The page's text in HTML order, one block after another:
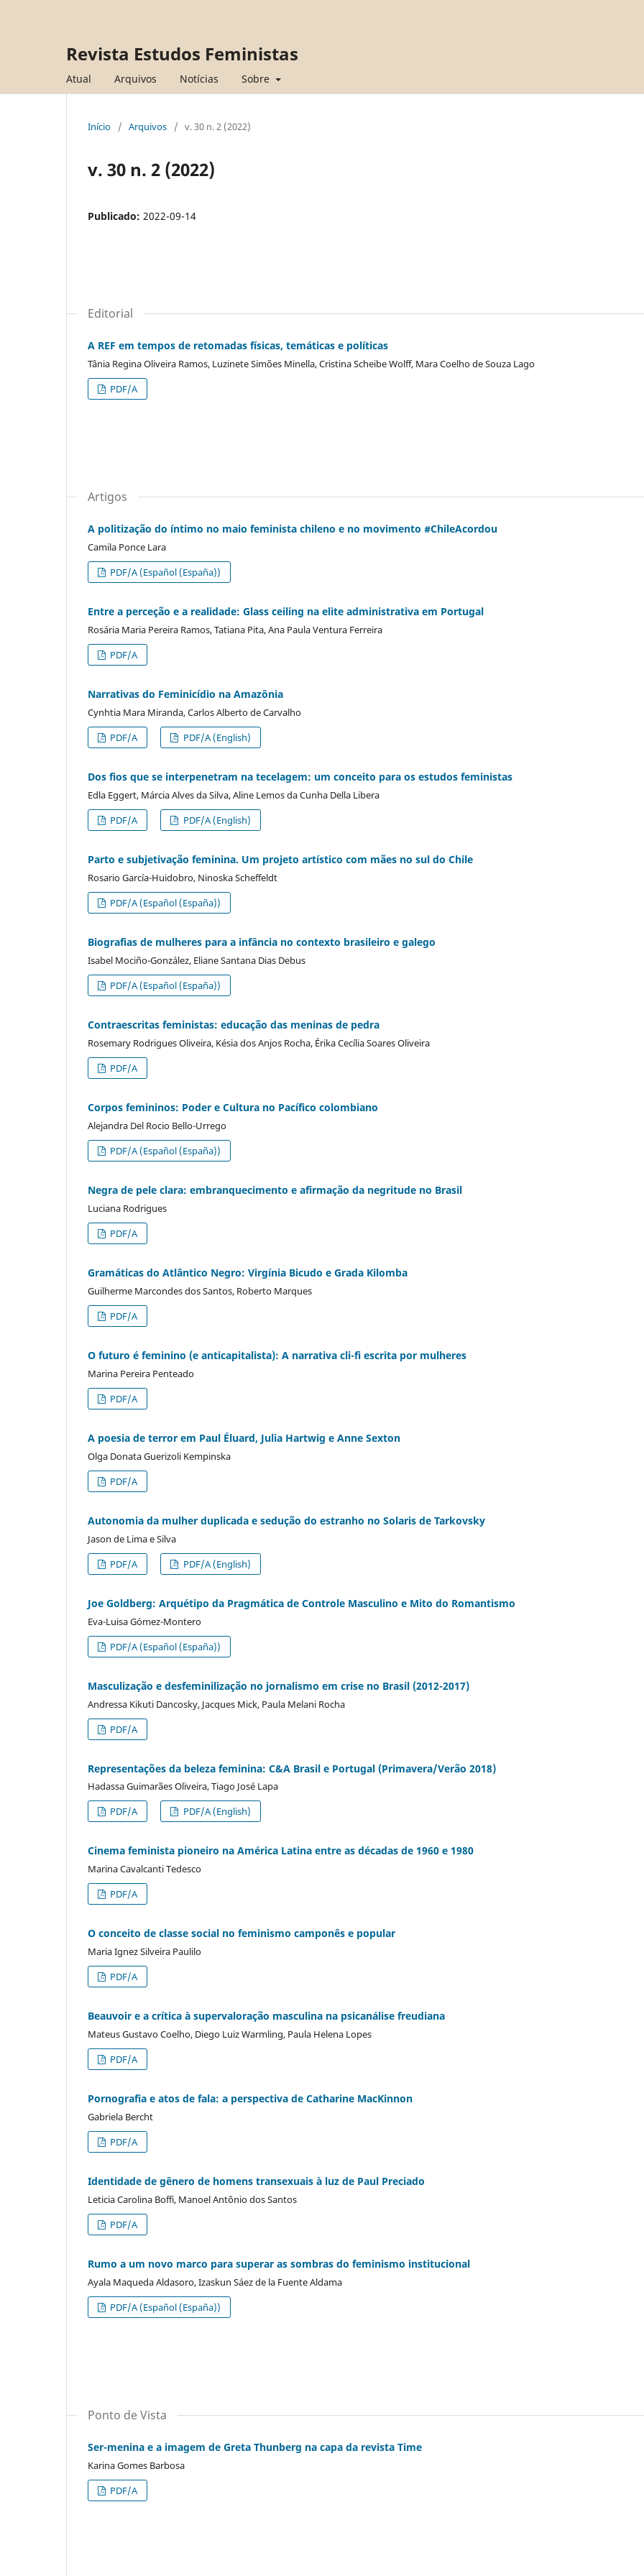
Revista Estudos Feministas
Atual Arquivos Notícias Sobre
Início / Arquivos / v. 30 n. 2 (2022)
v. 30 n. 2 (2022)
Publicado: 2022-09-14
Editorial
A REF em tempos de retomadas físicas, temáticas e políticas
Tânia Regina Oliveira Ramos, Luzinete Simões Minella, Cristina Scheibe Wolff, Mara Coelho de Souza Lago
PDF/A
Artigos
A politização do íntimo no maio feminista chileno e no movimento #ChileAcordou
Camila Ponce Lara
PDF/A (Español (España))
Entre a perceção e a realidade: Glass ceiling na elite administrativa em Portugal
Rosária Maria Pereira Ramos, Tatiana Pita, Ana Paula Ventura Ferreira
PDF/A
Narrativas do Feminicídio na Amazônia
Cynhtia Mara Miranda, Carlos Alberto de Carvalho
PDF/A
PDF/A (English)
Dos fios que se interpenetram na tecelagem: um conceito para os estudos feministas
Edla Eggert, Márcia Alves da Silva, Aline Lemos da Cunha Della Libera
PDF/A
PDF/A (English)
Parto e subjetivação feminina. Um projeto artístico com mães no sul do Chile
Rosario García-Huidobro, Ninoska Scheffeldt
PDF/A (Español (España))
Biografias de mulheres para a infância no contexto brasileiro e galego
Isabel Mociño-González, Eliane Santana Dias Debus
PDF/A (Español (España))
Contraescritas feministas: educação das meninas de pedra
Rosemary Rodrigues Oliveira, Késia dos Anjos Rocha, Érika Cecília Soares Oliveira
PDF/A
Corpos femininos: Poder e Cultura no Pacífico colombiano
Alejandra Del Rocio Bello-Urrego
PDF/A (Español (España))
Negra de pele clara: embranquecimento e afirmação da negritude no Brasil
Luciana Rodrigues
PDF/A
Gramáticas do Atlântico Negro: Virgínia Bicudo e Grada Kilomba
Guilherme Marcondes dos Santos, Roberto Marques
PDF/A
O futuro é feminino (e anticapitalista): A narrativa cli-fi escrita por mulheres
Marina Pereira Penteado
PDF/A
A poesia de terror em Paul Éluard, Julia Hartwig e Anne Sexton
Olga Donata Guerizoli Kempinska
PDF/A
Autonomia da mulher duplicada e sedução do estranho no Solaris de Tarkovsky
Jason de Lima e Silva
PDF/A
PDF/A (English)
Joe Goldberg: Arquétipo da Pragmática de Controle Masculino e Mito do Romantismo
Eva-Luisa Gómez-Montero
PDF/A (Español (España))
Masculização e desfeminilização no jornalismo em crise no Brasil (2012-2017)
Andressa Kikuti Dancosky, Jacques Mick, Paula Melani Rocha
PDF/A
Representações da beleza feminina: C&A Brasil e Portugal (Primavera/Verão 2018)
Hadassa Guimarães Oliveira, Tiago José Lapa
PDF/A
PDF/A (English)
Cinema feminista pioneiro na América Latina entre as décadas de 1960 e 1980
Marina Cavalcanti Tedesco
PDF/A
O conceito de classe social no feminismo camponês e popular
Maria Ignez Silveira Paulilo
PDF/A
Beauvoir e a crítica à supervaloração masculina na psicanálise freudiana
Mateus Gustavo Coelho, Diego Luiz Warmling, Paula Helena Lopes
PDF/A
Pornografia e atos de fala: a perspectiva de Catharine MacKinnon
Gabriela Bercht
PDF/A
Identidade de gênero de homens transexuais à luz de Paul Preciado
Leticia Carolina Boffi, Manoel Antônio dos Santos
PDF/A
Rumo a um novo marco para superar as sombras do feminismo institucional
Ayala Maqueda Aldasoro, Izaskun Sáez de la Fuente Aldama
PDF/A (Español (España))
Ponto de Vista
Ser-menina e a imagem de Greta Thunberg na capa da revista Time
Karina Gomes Barbosa
PDF/A